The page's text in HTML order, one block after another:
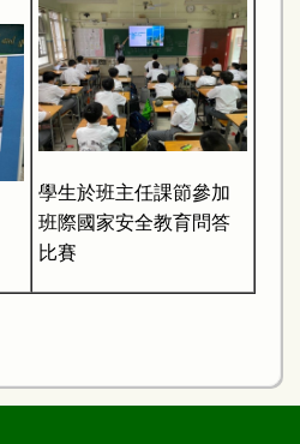
學生於班主任課節參加
班際國家安全教育問答
比賽